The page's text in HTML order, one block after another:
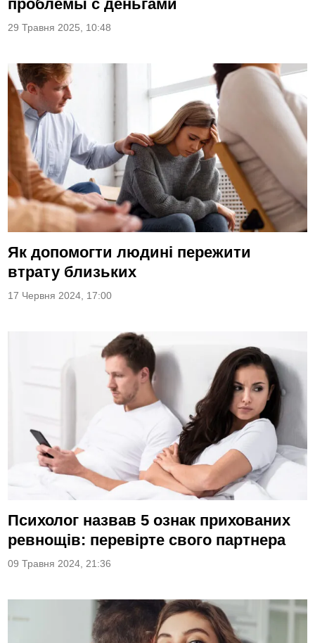
проблемы с деньгами
29 Травня 2025, 10:48
Як допомогти людині пережити
втрату близьких
17 Червня 2024, 17:00
Психолог назвав 5 ознак прихованих
ревнощів: перевірте свого партнера
09 Травня 2024, 21:36